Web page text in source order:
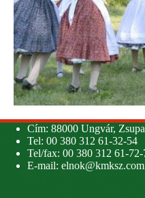
Cím: 88000 Ungvár,
Tel: 00 380 312 61-32-54
Tel/fax: 00 380 312 61-72-
E-mail: